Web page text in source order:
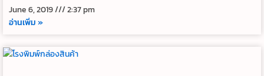
June 6, 2019
2:37 pm
อ่านเพิ่ม »